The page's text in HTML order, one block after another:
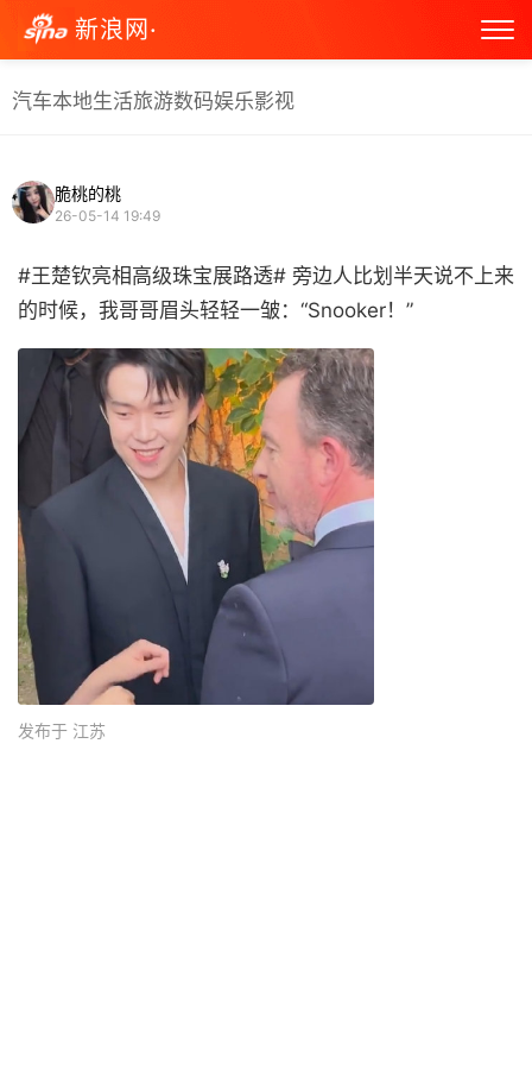
新浪网·
汽车本地生活旅游数码娱乐影视
脆桃的桃
26-05-14 19:49
#王楚钦亮相高级珠宝展路透# 旁边人比划半天说不上来
的时候，我哥哥眉头轻轻一皱：“Snooker！” ​
发布于 江苏